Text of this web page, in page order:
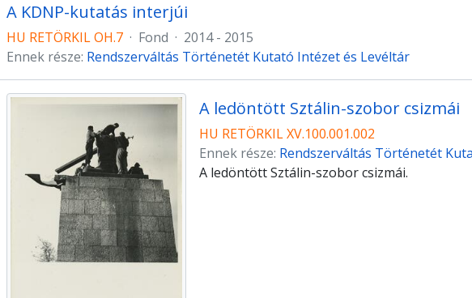
A KDNP-kutatás interjúi
HU RETÖRKIL OH.7 · Fond · 2014 - 2015
Ennek része: Rendszerváltás Történetét Kutató Intézet és Levéltár
A ledöntött Sztálin-szobor csizmái
HU RETÖRKIL XV.100.001.002
Ennek része: Rendszerváltás Történetét
A ledöntött Sztálin-szobor csizmái.